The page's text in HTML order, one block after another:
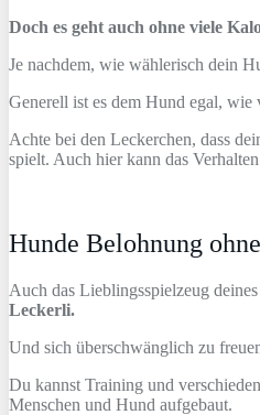
Doch es geht auch ohne viele
Je nachdem, wie wählerisch dein
Generell ist es dem Hund egal,
Achte bei den Leckerchen, dass
spielt. Auch hier kann das
Hunde Belohnung
Auch das Lieblingsspielzeug
Leckerli.
Und sich überschwänglich zu
Du kannst Training und
Menschen und Hund aufgebaut.